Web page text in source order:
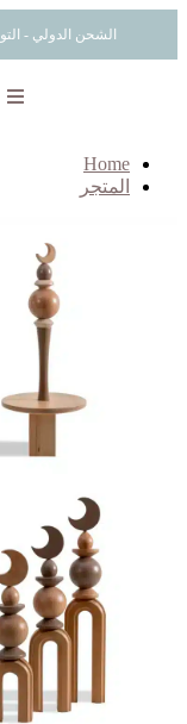
الشحن الدولي -
Home
المتجر